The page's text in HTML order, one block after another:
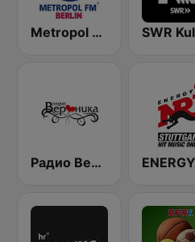
Metropol FM SWR
Радио Вероника 96.7 (Radio Veronika)